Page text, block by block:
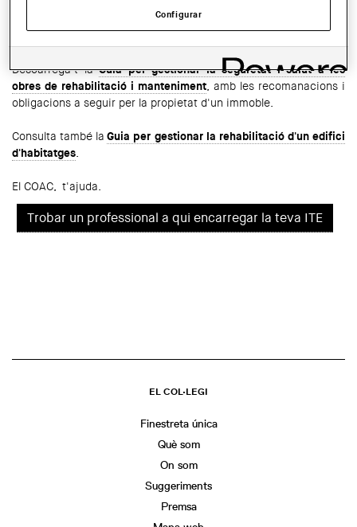
preguntes freqüents
Generalitat de Catalunya en relació a la ITE.
Descarrega't laGuia per gestionar la seguretat i salut a les
obres de rehabilitació i manteniment, amb les recomanacions i
obligacions a seguir per la propietat d'un immoble.
Consulta també laGuia per gestionar la rehabilitació d'un edifici
d'habitatges.
El COAC, t'ajuda.
Trobar un professional a qui encarregar la teva ITE
EL COL·LEGI
Finestreta única
Què som
On som
Suggeriments
Premsa
Configurar